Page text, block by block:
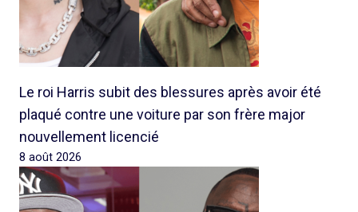
Le roi Harris subit des blessures après avoir été
plaqué contre une voiture par son frère major
nouvellement licencié
8 août 2026